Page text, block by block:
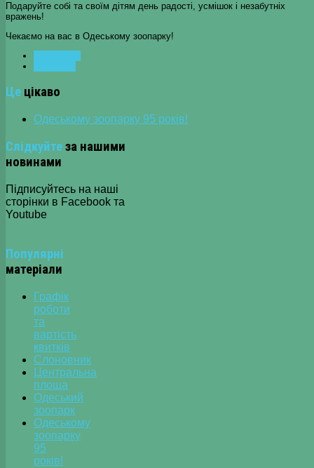
Подаруйте собі та своїм дітям день радості, усмішок і незабутніх
вражень!
Чекаємо на вас в Одеському зоопарку!
Це цікаво
Одеському зоопарку 95 років!
Слідкуйтеза нашими
новинами
Підписуйтесь на наші
сторінки в Facebook та
Youtube
Популярні
матеріали
Графік
роботи
та
вартість
квитків
Слоновник
Центральна
площа
Одеський
зоопарк
Одеському
зоопарку
95
років!